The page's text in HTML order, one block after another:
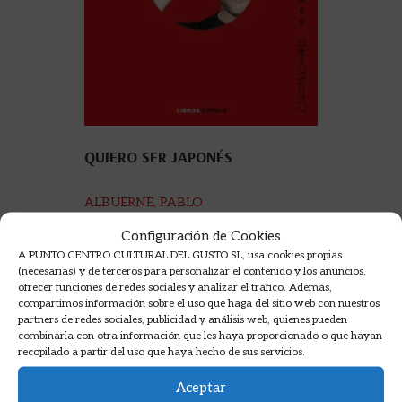
Configuración de Cookies
A PUNTO CENTRO CULTURAL DEL GUSTO SL, usa cookies propias
(necesarias) y de terceros para personalizar el contenido y los anuncios,
ofrecer funciones de redes sociales y analizar el tráfico. Además,
compartimos información sobre el uso que haga del sitio web con nuestros
partners de redes sociales, publicidad y análisis web, quienes pueden
combinarla con otra información que les haya proporcionado o que hayan
recopilado a partir del uso que haya hecho de sus servicios.
Aceptar
QUIERO SER JAPONÉS
ALBUERNE, PABLO
24,95€
AÑADIR A LA CESTA